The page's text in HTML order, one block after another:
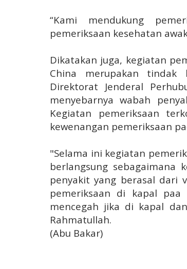
“Kami mendukung
pemeriksaan kesehatan
Dikatakan juga, kegiatan
China merupakan tindak
Direktorat Jenderal
menyebarnya wabah
Kegiatan pemeriksaan
kewenangan pemeriksaan
"Selama ini kegiatan
berlangsung sebagaimana
penyakit yang berasal dari
pemeriksaan di kapal
mencegah jika di kapal
Rahmatullah.
(Abu Bakar)